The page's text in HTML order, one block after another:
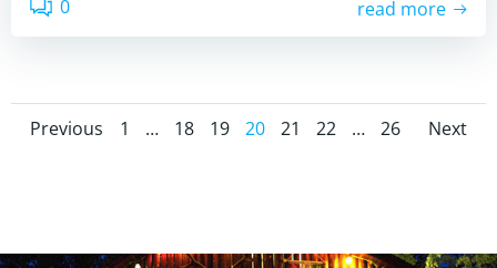
0 read more
Posts
Previous
Posts
Page
1 … Page
18 Page
19 Page
20 Page
21 Page
22 … Page
26
Posts
Next